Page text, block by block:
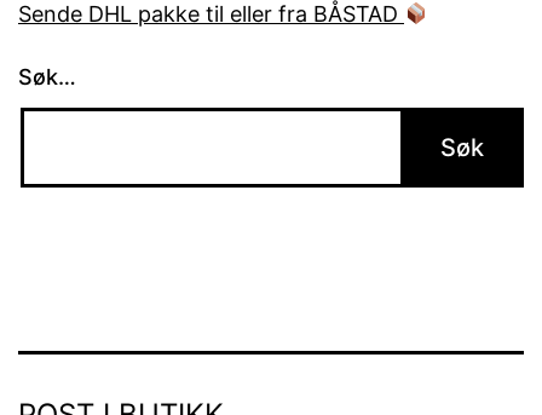
Sende DHL pakke til eller fra BÅSTAD
Søk…